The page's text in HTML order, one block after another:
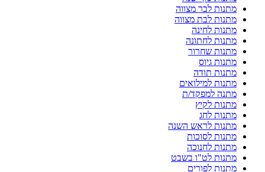
מתנות לבר מצווה
מתנות לבת מצווה
מתנות לחינה
מתנות לחתונה
מתנות שחרור
מתנות גיוס
מתנות תודה
מתנות למילואים
מתנה למפקד/ת
מתנות לקיץ
מתנות לחג
מתנות לראש השנה
מתנות לסוכות
מתנות לחנוכה
מתנות לט"ו בשבט
מתנות לפורים